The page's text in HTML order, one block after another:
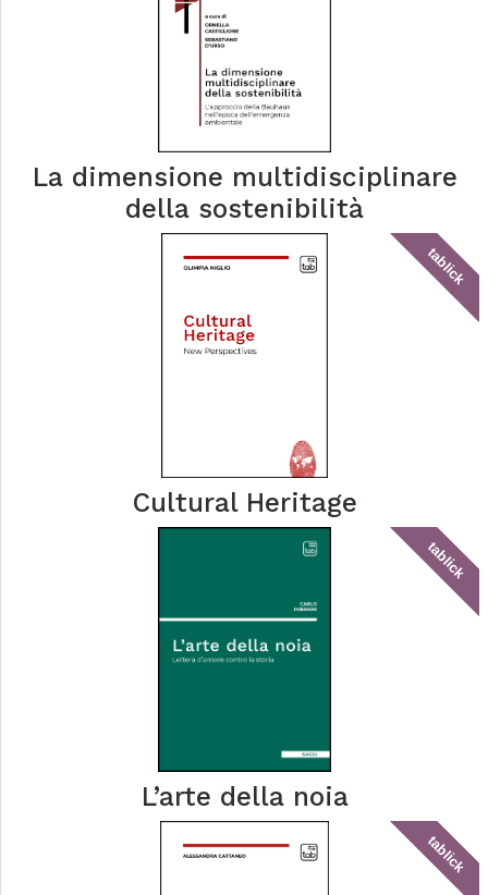
La dimensione multidisciplinare
della sostenibilità
tablick
Cultural Heritage
tablick
L’arte della noia
tablick